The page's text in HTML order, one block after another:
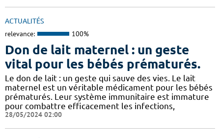
ACTUALITÉS
relevance: 100%
Don de lait maternel : un geste
vital pour les bébés prématurés.
Le don de lait : un geste qui sauve des vies. Le lait
maternel est un véritable médicament pour les bébés
prématurés. Leur système immunitaire est immature
pour combattre efficacement les infections,
28/05/2024 02:00